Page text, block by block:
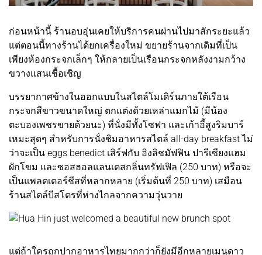
ก่อนหน้านี้ ร้านอบอุ่นเคยให้บริการคนผ่านไปมาสักระยะแล้ว
แต่ตอนนี้ทางร้านได้ยกเครื่องใหม่ ขยายร้านจากเดิมที่เป็น
เพียงห้องกระจกเล็กๆ ให้กลายเป็นเรือนกระจกหลังงามกว้าง
ขวางแสนเชื้อเชิญ
บรรยากาศข้างในออกแบบในสไตล์โมเดิร์นภายใต้เรือน
กระจกสีขาวขนาดใหญ่ ตกแต่งด้วยเหล่าแมกไม้ (มีน้อง
ตะบองเพชรขายด้วยนะ) ที่นั่งมีทั้งโซฟา และเก้าอี้สูงริมบาร์
เหมะสุดๆ สำหรับการนั่งชิมอาหารสไตล์ all-day breakfast ไม่
ว่าจะเป็น eggs benedict เสิร์ฟกับ อิงลิชมัฟฟิน ปารีเซียงแฮม
ผักโขม และซอสฮอลแลนเดสกลิ่นทรัฟเฟิล (250 บาท) หรือจะ
เป็นแพลตเตอร์ชีสที่หลากหลาย (เริ่มต้นที่ 250 บาท) เสมือน
ร้านสไตล์บีสโตรที่ห่างไกลจากความวุ่นวาย
แต่ถ้าใครถูกปากอาหารไทยมากกว่าก็ยังมีอีกหลายเมนูดาว